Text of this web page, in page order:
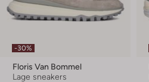
-30%
Floris Van Bommel
Lage sneakers